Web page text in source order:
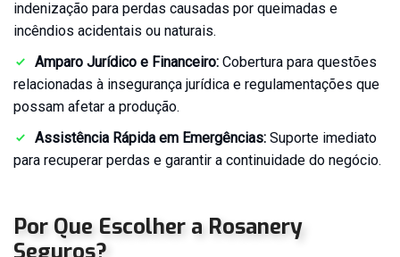
Seguro
de
Adesão
(em
Grupo)
indenização para perdas causadas por queimadas e
incêndios acidentais ou naturais.
Amparo Jurídico e Financeiro: Cobertura para questões
relacionadas à insegurança jurídica e regulamentações que
possam afetar a produção.
Assistência Rápida em Emergências: Suporte imediato
para recuperar perdas e garantir a continuidade do negócio.
Por Que Escolher a Rosanery